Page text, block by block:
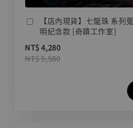
【店內現貨】七龍珠 系列
明紀念款 [奇蹟工作室]
NT$ 4,280
NT$ 5,580